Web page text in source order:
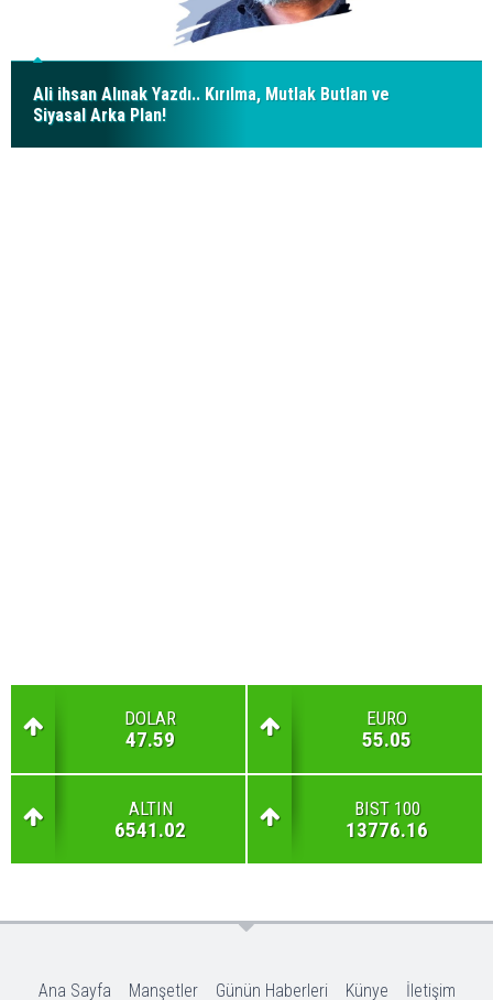
Ali ihsan Alınak Yazdı.. Kırılma, Mutlak Butlan ve
Siyasal Arka Plan!
DOLAR
47.59
EURO
55.05
ALTIN
6541.02
BIST 100
13776.16
Ana Sayfa Manşetler Günün Haberleri Künye İletişim